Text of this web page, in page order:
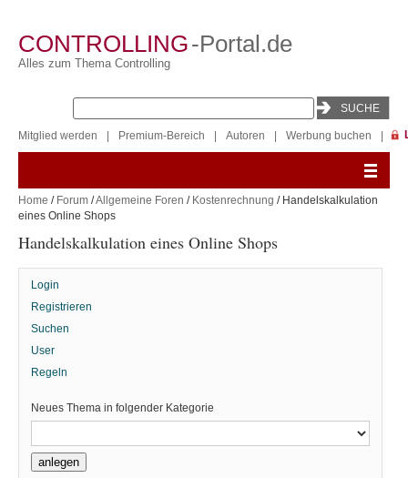
CONTROLLING-Portal.de
Alles zum Thema Controlling
Mitglied werden Premium-Bereich Autoren Werbung buchen
Home / Forum /Allgemeine Foren / Kostenrechnung / Handelskalkulation
eines Online Shops
Handelskalkulation eines Online Shops
Login
Registrieren
Suchen
User
Regeln
Neues Thema in folgender Kategorie